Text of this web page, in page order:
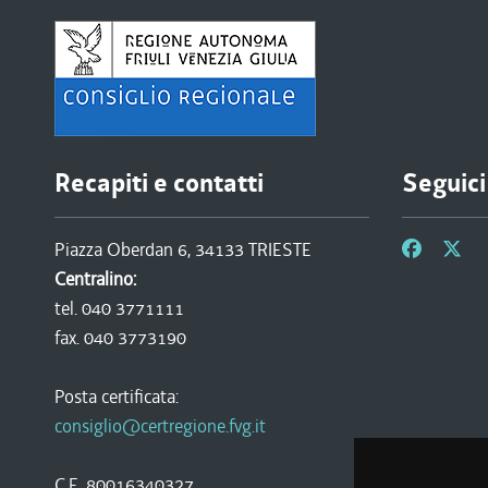
Recapiti e contatti
Piazza Oberdan 6, 34133 TRIESTE
Centralino:
tel. 040 3771111
fax. 040 3773190
Posta certificata:
consiglio@certregione.fvg.it